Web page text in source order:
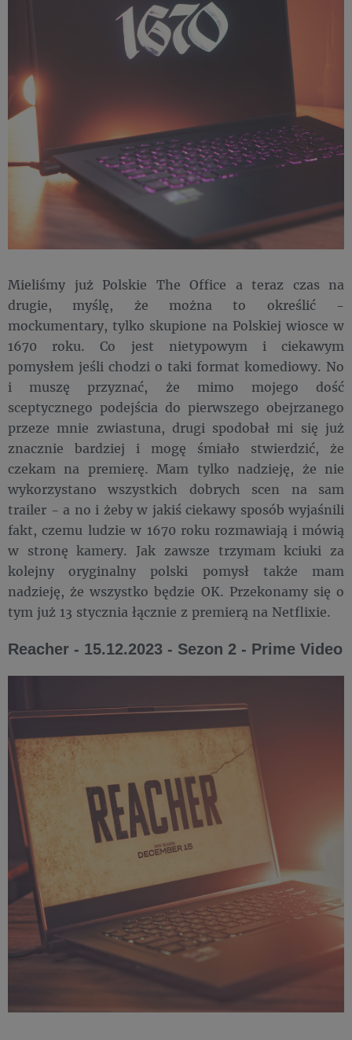
Mieliśmy już Polskie The Office a teraz czas na
drugie, myślę, że można to określić -
mockumentary, tylko skupione na Polskiej wiosce w
1670 roku. Co jest nietypowym i ciekawym
pomysłem jeśli chodzi o taki format komediowy. No
i muszę przyznać, że mimo mojego dość
sceptycznego podejścia do pierwszego obejrzanego
przeze mnie zwiastuna, drugi spodobał mi się już
znacznie bardziej i mogę śmiało stwierdzić, że
czekam na premierę. Mam tylko nadzieję, że nie
wykorzystano wszystkich dobrych scen na sam
trailer - a no i żeby w jakiś ciekawy sposób wyjaśnili
fakt, czemu ludzie w 1670 roku rozmawiają i mówią
w stronę kamery. Jak zawsze trzymam kciuki za
kolejny oryginalny polski pomysł także mam
nadzieję, że wszystko będzie OK. Przekonamy się o
tym już 13 stycznia łącznie z premierą na Netflixie.
Reacher - 15.12.2023 - Sezon 2 - Prime Video